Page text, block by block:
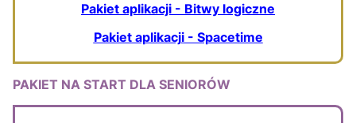
Pakiet aplikacji - Bitwy logiczne
Pakiet aplikacji - Spacetime
PAKIET NA START DLA SENIORÓW